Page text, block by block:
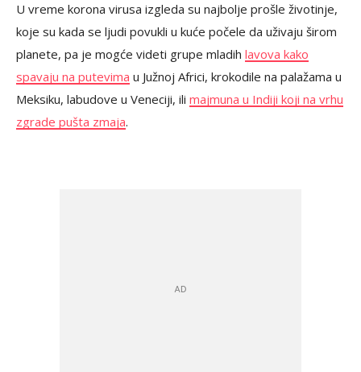
U vreme korona virusa izgleda su najbolje prošle životinje,
koje su kada se ljudi povukli u kuće počele da uživaju širom
planete, pa je mogće videti grupe mladih lavova kako
spavaju na putevima u Južnoj Africi, krokodile na palažama u
Meksiku, labudove u Veneciji, ili majmuna u Indiji koji na vrhu
zgrade pušta zmaja.